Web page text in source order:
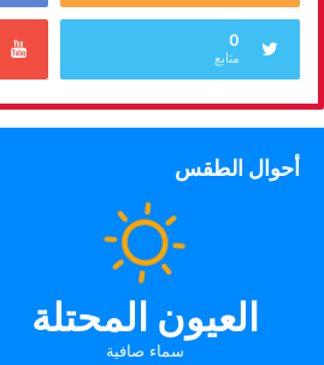
0
متابع
أحوال الطقس
العيون المحتلة
سماء صافية